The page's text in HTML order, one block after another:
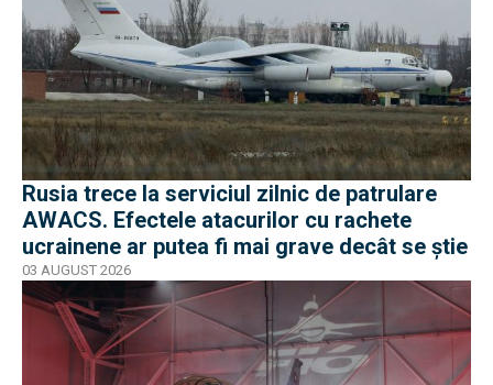
Rusia trece la serviciul zilnic de patrulare
AWACS. Efectele atacurilor cu rachete
ucrainene ar putea fi mai grave decât se știe
03 AUGUST 2026